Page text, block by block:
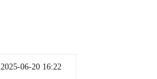
2025-06-20 16:22